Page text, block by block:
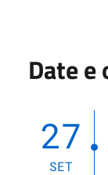
Date e
27
SET